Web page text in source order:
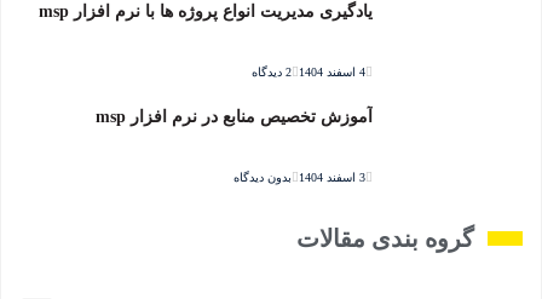
یادگیری مدیریت انواع پروژه ها با نرم افزار msp
4 اسفند 1404 2 دیدگاه
آموزش تخصیص منابع در نرم افزار msp
3 اسفند 1404 بدون دیدگاه
گروه بندی مقالات